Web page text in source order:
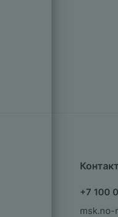
+7 100
msk.no-